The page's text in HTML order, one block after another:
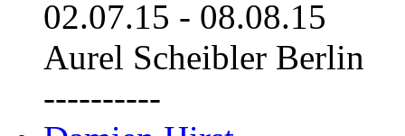
02.07.15 - 08.08.15
Aurel Scheibler Berlin
----------